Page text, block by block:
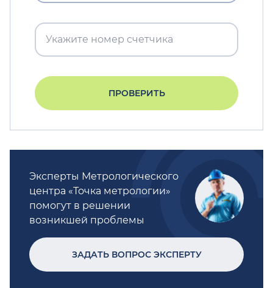
ПРОВЕРИТЬ
Эксперты Метрологического
центра «Точка метрологии»
помогут в решении
возникшей проблемы
ЗАДАТЬ ВОПРОС ЭКСПЕРТУ